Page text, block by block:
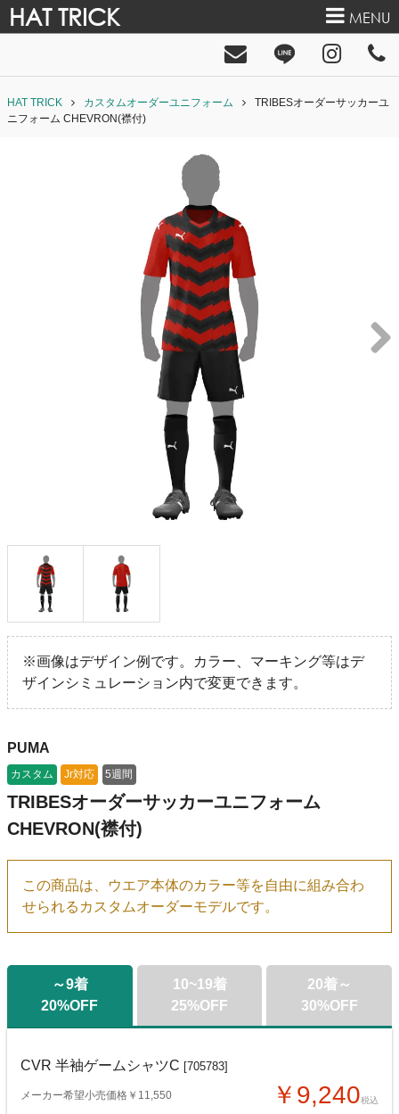
HAT TRICK MENU
HAT TRICK カスタムオーダーユニフォーム
TRIBESオーダーサッカーユ
ニフォーム CHEVRON(襟付)
※画像はデザイン例です。カラー、マーキング等はデ
ザインシミュレーション内で変更できます。
PUMA
カスタム Jr対応 5週間
TRIBESオーダーサッカーユニフォーム
CHEVRON(襟付)
この商品は、ウエア本体のカラー等を自由に組み合わ
せられるカスタムオーダーモデルです。
～9着
20%OFF
CVR 半袖ゲームシャツC [705783]
メーカー希望小売価格￥11,550 ￥9,240税込
10~19着
25%OFF
20着～
30%OFF